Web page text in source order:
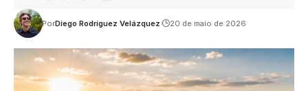
PorDiego Rodríguez Velázquez 20 de maio de 2026